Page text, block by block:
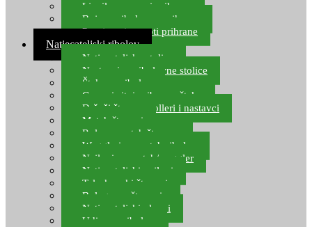
Ljepilo za crve i prihranu
Boje za ribolovnu prihranu
Provjereni recepti prihrane
Natjecateljski ribolov
Natjecateljske stolice
Nastavci za ribolovne stolice
Šteke za ribolov
Gume i sitni pribor za šteku
Držači štapova rolleri i nastavci
Match štapovi
Role za match štapove
Waggleri za match ribolov
Najloni za match/waggler
Natjecateljski najloni
Teleskopski štapovi
Bolognese štapovi
Natjecateljski plovci
Udice za ribolov